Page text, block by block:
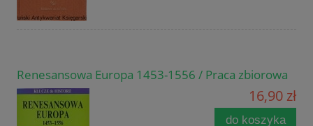
Renesansowa Europa 1453-1556 / Praca zbiorowa
16,90 zł
do koszyka